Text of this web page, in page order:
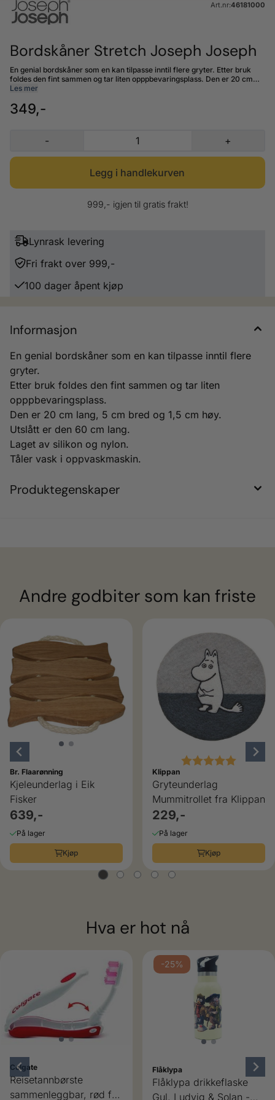
Art.nr:46181000
Bordskåner Stretch Joseph Joseph
En genial bordskåner som en kan tilpasse inntil flere gryter. Etter bruk
foldes den fint sammen og tar liten opppbevaringsplass. Den er 20 cm
lang, 5 cm bred og 1,5 cm høy. Utslått er den 60 cm lang. Laget av silikon
Les mer
349,-
- +
999,- igjen til gratis frakt!
Lynrask levering
Fri frakt over 999,-
100 dager åpent kjøp
Informasjon
En genial bordskåner som en kan tilpasse inntil flere
gryter.
Etter bruk foldes den fint sammen og tar liten
opppbevaringsplass.
Den er 20 cm lang, 5 cm bred og 1,5 cm høy.
Utslått er den 60 cm lang.
Laget av silikon og nylon.
Tåler vask i oppvaskmaskin.
Produktegenskaper
Andre godbiter som kan friste
Br. Flaarønning
Kjeleunderlag i Eik
Fisker
639,-
På lager
Kjøp
Karakter: 5.0 av
Klippan
Gryteunderlag
Mummitrollet fra Klippan
229,-
På lager
Kjøp
Hva er hot nå
Colgate
Reisetannbørste
sammenleggbar, rød fra
-25%
Flåklypa
Flåklypa drikkeflaske
Gul, Ludvig & Solan -